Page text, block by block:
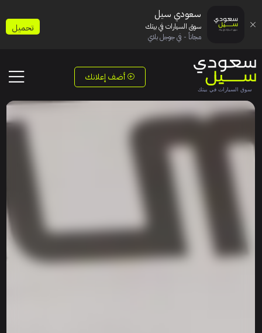
أضف إعلانك
سعودي سيل
سوق السيارات في بيتك
مجاناً - في جوجل بلاي
تحميل